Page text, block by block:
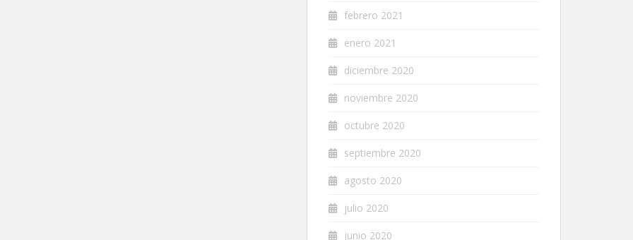
febrero 2021
enero 2021
diciembre 2020
noviembre 2020
octubre 2020
septiembre 2020
agosto 2020
julio 2020
junio 2020